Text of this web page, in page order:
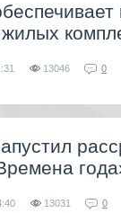
13046 0
13031 0